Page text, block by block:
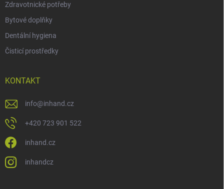
Zdravotnické potřeby
Bytové doplňky
Dentální hygiena
Čisticí prostředky
KONTAKT
info@inhand.cz
+420 723 901 522
inhand.cz
inhandcz